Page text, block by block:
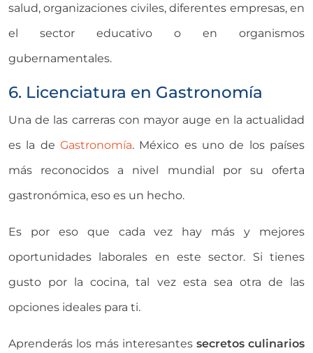
salud, organizaciones civiles, diferentes empresas, en
el sector educativo o en organismos
gubernamentales.
6. Licenciatura en Gastronomía
Una de las carreras con mayor auge en la actualidad
es la de Gastronomía. México es uno de los países
más reconocidos a nivel mundial por su oferta
gastronómica, eso es un hecho.
Es por eso que cada vez hay más y mejores
oportunidades laborales en este sector. Si tienes
gusto por la cocina, tal vez esta sea otra de las
opciones ideales para ti.
Aprenderás los más interesantes secretos culinarios